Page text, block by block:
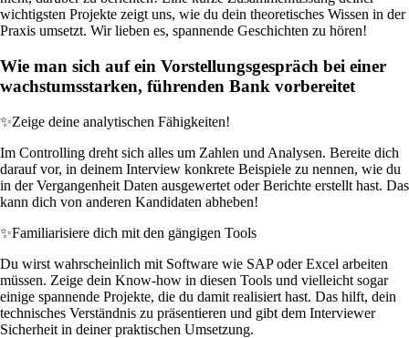
wichtigsten Projekte zeigt uns, wie du dein theoretisches Wissen in der
Praxis umsetzt. Wir lieben es, spannende Geschichten zu hören!
Wie man sich auf ein Vorstellungsgespräch bei einer
wachstumsstarken, führenden Bank vorbereitet
✨Zeige deine analytischen Fähigkeiten!
Im Controlling dreht sich alles um Zahlen und Analysen. Bereite dich
darauf vor, in deinem Interview konkrete Beispiele zu nennen, wie du
in der Vergangenheit Daten ausgewertet oder Berichte erstellt hast. Das
kann dich von anderen Kandidaten abheben!
✨Familiarisiere dich mit den gängigen Tools
Du wirst wahrscheinlich mit Software wie SAP oder Excel arbeiten
müssen. Zeige dein Know-how in diesen Tools und vielleicht sogar
einige spannende Projekte, die du damit realisiert hast. Das hilft, dein
technisches Verständnis zu präsentieren und gibt dem Interviewer
Sicherheit in deiner praktischen Umsetzung.